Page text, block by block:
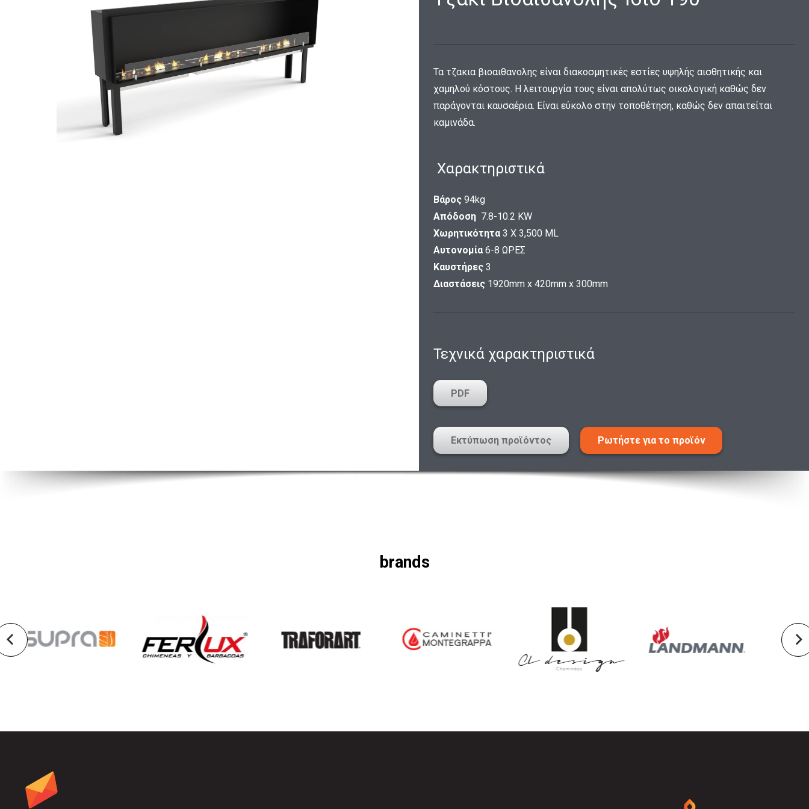
Τα τζακια βιοαιθανολης είναι διακοσμητικές εστίες υψηλής αισθητικής και
χαμηλού κόστους. Η λειτουργία τους είναι απολύτως οικολογική καθώς δεν
παράγονται καυσαέρια. Είναι εύκολο στην τοποθέτηση, καθώς δεν απαιτείται
καμινάδα.
Xαρακτηριστικά
Βάρος 94kg
Απόδοση 7.8-10.2 KW
Χωρητικότητα 3 Χ 3,500 ΜL
Αυτονομία 6-8 ΩΡΕΣ
Καυστήρες 3
Διαστάσεις 1920mm x 420mm x 300mm
Τεχνικά χαρακτηριστικά
PDF
Εκτύπωση προϊόντος Ρωτήστε για το προϊόν
brands